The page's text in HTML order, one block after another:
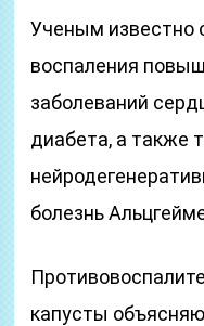
Ученым известно
воспаления
заболеваний
диабета, а также
болезнь
капусты